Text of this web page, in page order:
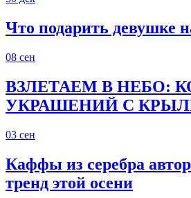
Что подарить девушке
08 сен
ВЗЛЕТАЕМ В НЕБО:
УКРАШЕНИЙ С
03 сен
Каффы из серебра
тренд этой осени